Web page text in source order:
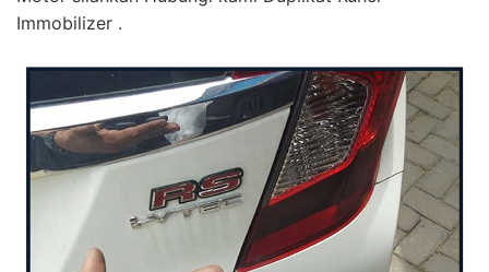
Immobilizer .